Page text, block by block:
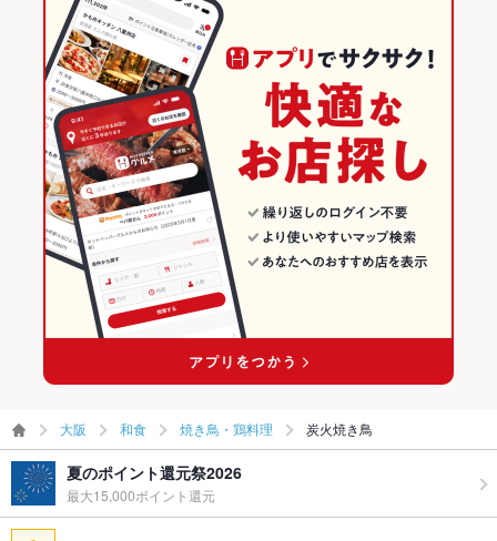
大阪 和食 焼き鳥・鶏料理 炭火焼き鳥
夏のポイント還元祭2026
最大15,000ポイント還元